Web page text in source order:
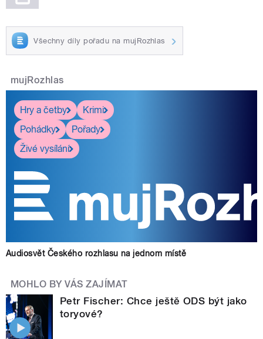
Všechny díly pořadu na mujRozhlas
mujRozhlas
Hry a četby
Krimi
Pohádky
Pořady
Živé vysílání
Audiosvět Českého rozhlasu na jednom místě
MOHLO BY VÁS ZAJÍMAT
Petr Fischer: Chce ještě ODS být jako
toryové?